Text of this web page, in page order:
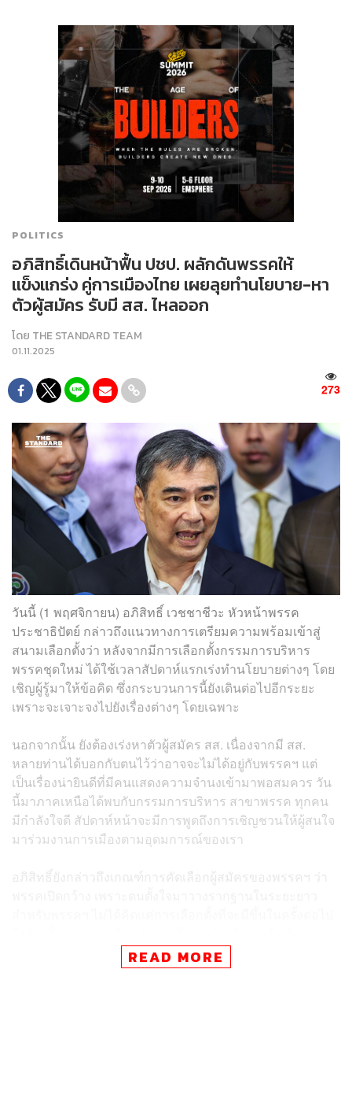
POLITICS
อภิสิทธิ์เดินหน้าฟื้น ปชป. ผลักดันพรรคให้
แข็งแกร่ง คู่การเมืองไทย เผยลุยทำนโยบาย-หา
ตัวผู้สมัคร รับมี สส. ไหลออก
โดย THE STANDARD TEAM
01.11.2025
273
วันนี้ (1 พฤศจิกายน) อภิสิทธิ์ เวชชาชีวะ หัวหน้าพรรค
ประชาธิปัตย์ กล่าวถึงแนวทางการเตรียมความพร้อมเข้าสู่
สนามเลือกตั้งว่า หลังจากมีการเลือกตั้งกรรมการบริหาร
พรรคชุดใหม่ ได้ใช้เวลาสัปดาห์แรกเร่งทำนโยบายต่างๆ โดย
เชิญผู้รู้มาให้ข้อคิด ซึ่งกระบวนการนี้ยังเดินต่อไปอีกระยะ
เพราะจะเจาะจงไปยังเรื่องต่างๆ โดยเฉพาะ
นอกจากนั้น ยังต้องเร่งหาตัวผู้สมัคร สส. เนื่องจากมี สส.
หลายท่านได้บอกกับตนไว้ว่าอาจจะไม่ได้อยู่กับพรรคฯ แต่
เป็นเรื่องน่ายินดีที่มีคนแสดงความจำนงเข้ามาพอสมควร วัน
นี้มาภาคเหนือได้พบกับกรรมการบริหาร สาขาพรรค ทุกคน
มีกำลังใจดี สัปดาห์หน้าจะมีการพูดถึงการเชิญชวนให้ผู้สนใจ
มาร่วมงานการเมืองตามอุดมการณ์ของเรา
อภิสิทธิ์ยังกล่าวถึงเกณฑ์การคัดเลือกผู้สมัครของพรรคฯ ว่า
ให้ประชาชนเข้าใจ และมีคนรุ่นใหม่ที่เข้ามาสานต่อ ดังนั้น
จึงไม่ได้ทำงานแบบเฉพาะหน้า แต่เพื่อให้พรรคประชาธิปัตย์
READ MORE